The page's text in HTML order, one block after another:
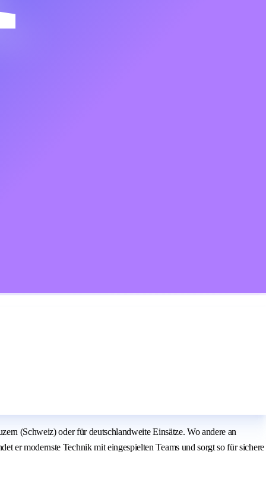
(Schweiz) oder für deutschlandweite Einsätze. Wo andere an
er modernste Technik mit eingespielten Teams und sorgt so für sichere